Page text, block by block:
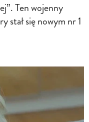
Ten wojenny
stał się nowym nr 1